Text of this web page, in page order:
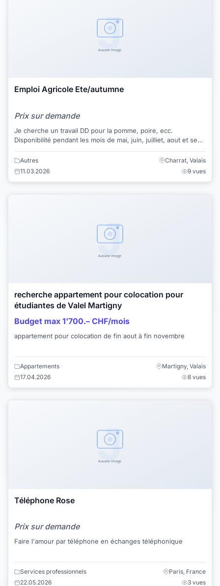
Emploi Agricole Ete/autumne
Prix sur demande
Je cherche un travail DD pour la pomme, poire, ecc.
Disponibilité pendant les mois de mai, juin, juilliet, aout et sept
Autres
Charrat, Valais
11.03.2026
9 vues
recherche appartement pour colocation pour
étudiantes de Valel Martigny
Budget max 1'700.– CHF/mois
appartement pour colocation de fin aout à fin novembre
Appartements
Martigny, Valais
17.04.2026
8 vues
Téléphone Rose
Prix sur demande
Faire l'amour par téléphone en échanges téléphonique
Services professionnels
Paris, France
22.05.2026
3 vues